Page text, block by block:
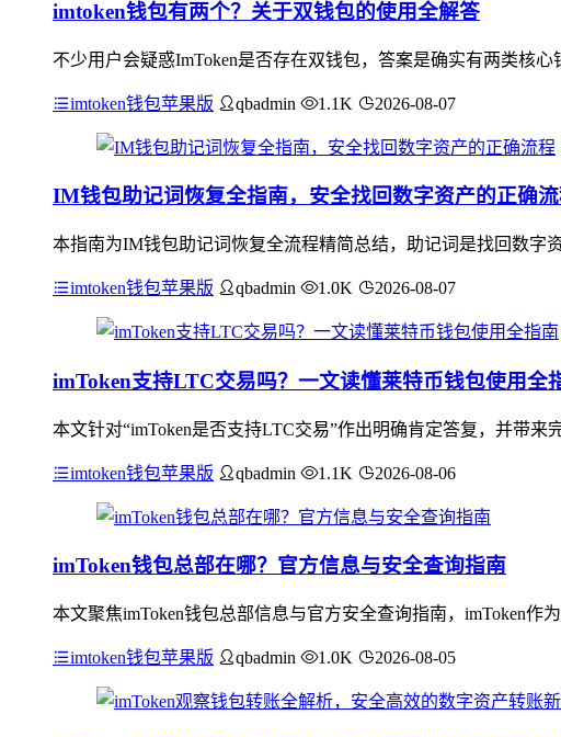
imtoken钱包有两个？关于双钱包的使用全解答
不少用户会疑惑ImToken是否存在双钱包，答案是确实有两类核
imtoken钱包苹果版 qbadmin 1.1K 2026-08-07
IM钱包助记词恢复全指南，安全找回数字资产的正确
本指南为IM钱包助记词恢复全流程精简总结，助记词是找回数字
imtoken钱包苹果版 qbadmin 1.0K 2026-08-07
imToken支持LTC交易吗？一文读懂莱特币钱包使用全
本文针对“imToken是否支持LTC交易”作出明确肯定答复，并带
imtoken钱包苹果版 qbadmin 1.1K 2026-08-06
imToken钱包总部在哪？官方信息与安全查询指南
本文聚焦imToken钱包总部信息与官方安全查询指南，imToken
imtoken钱包苹果版 qbadmin 1.0K 2026-08-05